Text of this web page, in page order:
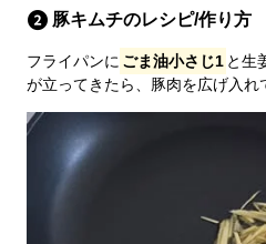
豚キムチのレシピ/作り方
フライパンに ごま油小さじ1 と生
が立ってきたら、豚肉を広げ入れ